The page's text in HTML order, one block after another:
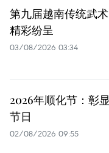
第九届越南传统武
精彩纷呈
03/08/2026 03:34
2026年顺化节：彰
节日
02/08/2026 09:55